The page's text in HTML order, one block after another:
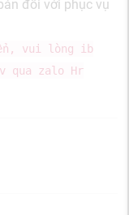
đối với phục vụ
vui lòng ib
qua zalo Hr